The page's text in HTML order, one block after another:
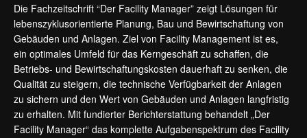
Die Fachzeitschrift “Der Facility Manager” zeigt Lösungen für
lebenszyklusorientierte Planung, Bau und Bewirtschaftung von
Gebäuden und Anlagen. Ziel von Facility Management ist es,
ein optimales Umfeld für das Kerngeschäft zu schaffen, die
Betriebs- und Bewirtschaftungskosten dauerhaft zu senken, die
Qualität zu steigern, die technische Verfügbarkeit der Anlagen
zu sichern und den Wert von Gebäuden und Anlagen langfristig
zu erhalten. Mit fundierter Berichterstattung behandelt „Der
Facility Manager“ das komplette Aufgabenspektrum des Facility